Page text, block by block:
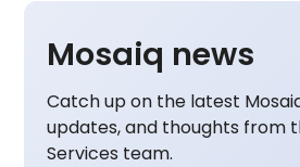
Mosaiq news
Catch up on the latest
updates, and thoughts from
Services team.